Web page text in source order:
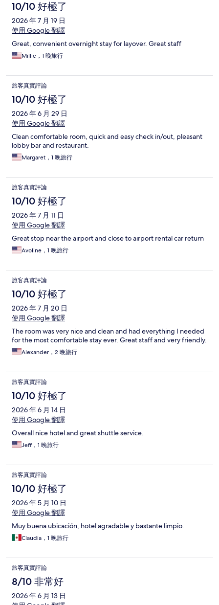
10/10 好極了
2026 年 7 月 19 日
使用 Google 翻譯
Great, convenient overnight stay for layover. Great staff
Millie，1 晚旅行
旅客真實評論
10/10 好極了
2026 年 6 月 29 日
使用 Google 翻譯
Clean comfortable room, quick and easy check in/out, pleasant
lobby bar and restaurant.
Margaret，1 晚旅行
旅客真實評論
10/10 好極了
2026 年 7 月 11 日
使用 Google 翻譯
Great stop near the airport and close to airport rental car return
Avoline，1 晚旅行
旅客真實評論
10/10 好極了
2026 年 7 月 20 日
使用 Google 翻譯
The room was very nice and clean and had everything I needed
for the most comfortable stay ever. Great staff and very friendly.
Alexander，2 晚旅行
旅客真實評論
10/10 好極了
2026 年 6 月 14 日
使用 Google 翻譯
Overall nice hotel and great shuttle service.
Jeff，1 晚旅行
旅客真實評論
10/10 好極了
2026 年 5 月 10 日
使用 Google 翻譯
Muy buena ubicación, hotel agradable y bastante limpio.
Claudia，1 晚旅行
旅客真實評論
8/10 非常好
2026 年 6 月 13 日